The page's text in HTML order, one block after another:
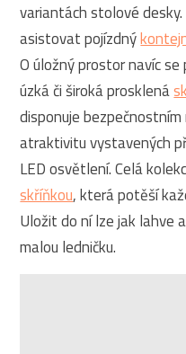
variantách stolové
asistovat pojízdný
O úložný prostor navíc
úzká či široká prosklená
disponuje
atraktivitu vystavených
LED osvětlení. Celá
skříňkou, která potěší
Uložit do ní lze jak lahve
malou ledničku.